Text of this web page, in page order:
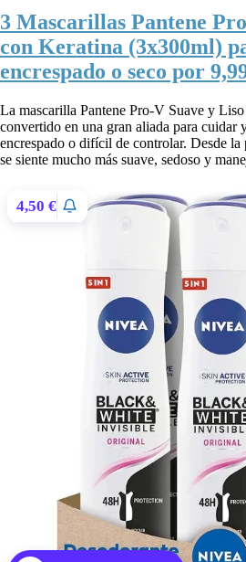
3 Mascarillas Pantene
con Keratina (3x300ml)
encrespado o seco por
La mascarilla Pantene Pro-V Suave y
convertido en una gran aliada para cuidar
encrespado o difícil de controlar. Desde
se siente mucho más suave, sedoso y
4,50 €